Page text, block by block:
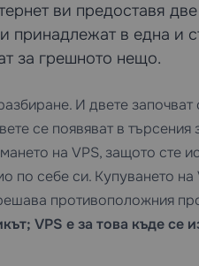
ви предоставя
принадлежат в една и
за грешното нещо.
И двете
се появяват в
на VPS, защото сте
по себе си. Купуването
противоположния
VPS е за това къде се